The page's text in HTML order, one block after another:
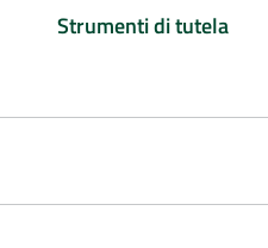
Strumenti di tutela